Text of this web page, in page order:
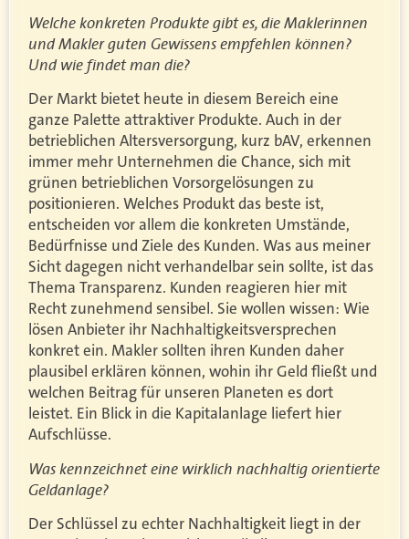
Welche konkreten Produkte gibt es, die Maklerinnen
und Makler guten Gewissens empfehlen können?
Und wie findet man die?
Der Markt bietet heute in diesem Bereich eine
ganze Palette attraktiver Produkte. Auch in der
betrieblichen Altersversorgung, kurz bAV, erkennen
immer mehr Unternehmen die Chance, sich mit
grünen betrieblichen Vorsorgelösungen zu
positionieren. Welches Produkt das beste ist,
entscheiden vor allem die konkreten Umstände,
Bedürfnisse und Ziele des Kunden. Was aus meiner
Sicht dagegen nicht verhandelbar sein sollte, ist das
Thema Transparenz. Kunden reagieren hier mit
Recht zunehmend sensibel. Sie wollen wissen: Wie
lösen Anbieter ihr Nachhaltigkeitsversprechen
konkret ein. Makler sollten ihren Kunden daher
plausibel erklären können, wohin ihr Geld fließt und
welchen Beitrag für unseren Planeten es dort
leistet. Ein Blick in die Kapitalanlage liefert hier
Aufschlüsse.
Was kennzeichnet eine wirklich nachhaltig orientierte
Geldanlage?
Der Schlüssel zu echter Nachhaltigkeit liegt in der